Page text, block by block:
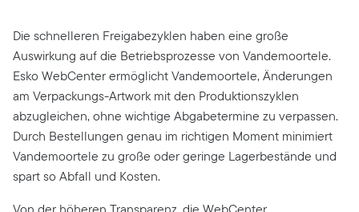
Die schnelleren Freigabezyklen haben eine große
Auswirkung auf die Betriebsprozesse von Vandemoortele.
Esko WebCenter ermöglicht Vandemoortele, Änderungen
am Verpackungs-Artwork mit den Produktionszyklen
abzugleichen, ohne wichtige Abgabetermine zu verpassen.
Durch Bestellungen genau im richtigen Moment minimiert
Vandemoortele zu große oder geringe Lagerbestände und
spart so Abfall und Kosten.